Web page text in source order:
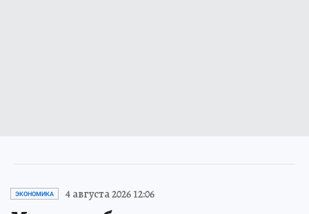
ЭКОНОМИКА 4 августа 2026 12:06